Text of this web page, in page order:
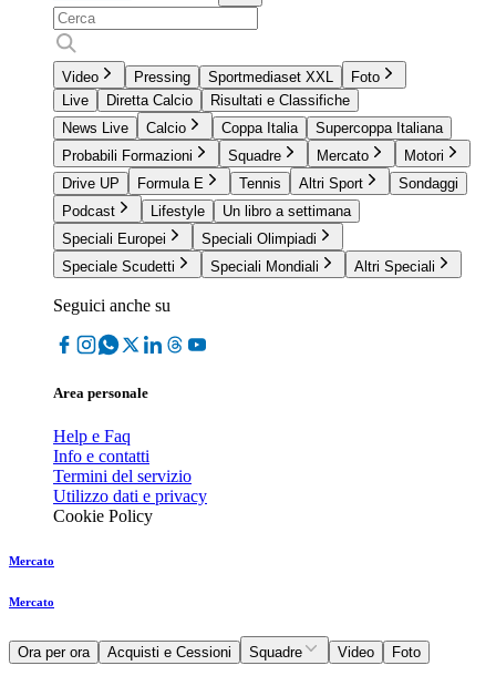
Video Pressing Sportmediaset XXL
Foto
Live
Diretta Calcio
Risultati e Classifiche
News Live
Calcio Coppa Italia
Supercoppa Italiana
Probabili Formazioni
Squadre Mercato
Motori
Drive UP
Formula E Tennis Altri Sport
Sondaggi
Podcast
Lifestyle
Un libro a settimana
Speciali Europei
Speciali Olimpiadi
Speciale Scudetti
Speciali Mondiali Altri Speciali
Seguici anche su
Area personale
Help e Faq
Info e contatti
Termini del servizio
Utilizzo dati e privacy
Cookie Policy
Mercato
Mercato
Ora per ora Acquisti e Cessioni Squadre Video Foto